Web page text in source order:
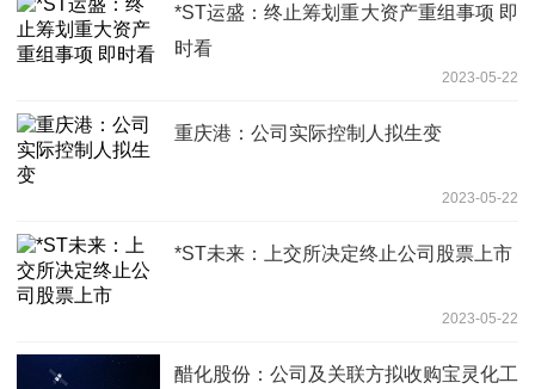
*ST运盛：终止筹划重大资产重组事项 即
时看
2023-05-22
重庆港：公司实际控制人拟生变
2023-05-22
*ST未来：上交所决定终止公司股票上市
2023-05-22
醋化股份：公司及关联方拟收购宝灵化工